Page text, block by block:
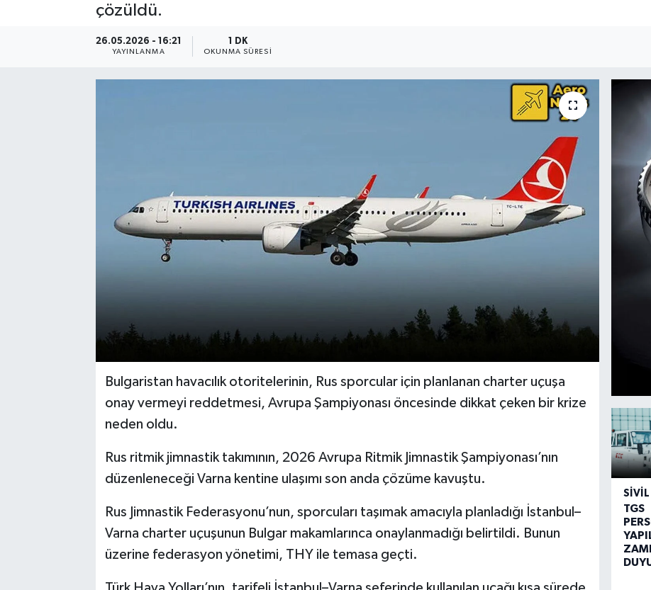
çözüldü.
26.05.2026 - 16:21
YAYINLANMA
1 DK
OKUNMA SÜRESI
Bulgaristan havacılık otoritelerinin, Rus sporcular için planlanan charter uçuşa
onay vermeyi reddetmesi, Avrupa Şampiyonası öncesinde dikkat çeken bir krize
neden oldu.
Rus ritmik jimnastik takımının, 2026 Avrupa Ritmik Jimnastik Şampiyonası’nın
düzenleneceği Varna kentine ulaşımı son anda çözüme kavuştu.
Rus Jimnastik Federasyonu’nun, sporcuları taşımak amacıyla planladığı İstanbul–
Varna charter uçuşunun Bulgar makamlarınca onaylanmadığı belirtildi. Bunun
üzerine federasyon yönetimi, THY ile temasa geçti.
SIVIL
TGS